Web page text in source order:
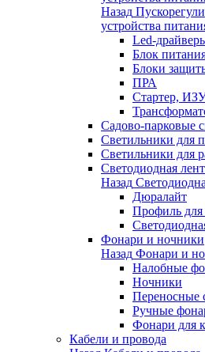
Назад
устройства
Led-
Блок
Блоки
ПРА
Стартер,
Садово-парковые
Светильники для
Светильники для
Светодиодная
Назад
Дюралайт
Профиль для
Фонари и ночники
Назад Фонари и
Налобные
Ночники
Переносные
Ручные
Фонари для
Кабели и провода